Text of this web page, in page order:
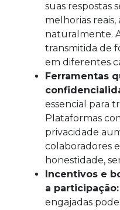
suas respostas
melhorias reais,
naturalmente.
transmitida de
em diferentes
Ferramentas
essencial para
Plataformas
privacidade
colaboradores
honestidade,
Incentivos e
a participação:
engajadas